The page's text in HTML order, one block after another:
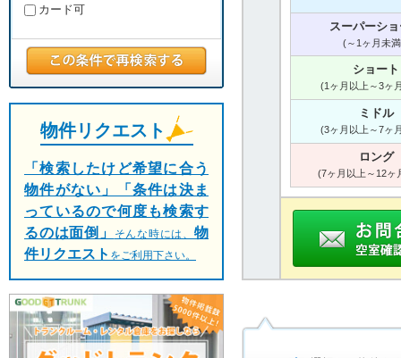
スーパーシ
(～1ヶ月未
ショート
(1ヶ月以上～3ヶ
ミドル
(3ヶ月以上～7ヶ
ロング
(7ヶ月以上～12ヶ
カード可
物件リクエスト
「検索したけど希望に合う
物件がない」「条件は決ま
っているので何度も検索す
るのは面倒」
そんな時には、物
件リクエスト をご利用下さい。